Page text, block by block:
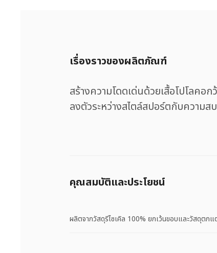
เรื่องราวของผลิตภัณฑ์
สร้างความโดดเด่นด้วยเสื้อโปโลค
ลงตัวระหว่างสไตล์สปอร์ตกับความส
คุณสมบัติและประโยชน์
ผลิตจากวัสดุรีไซเคิล 100% ยกเว้นขอบและวัสดุตกแ